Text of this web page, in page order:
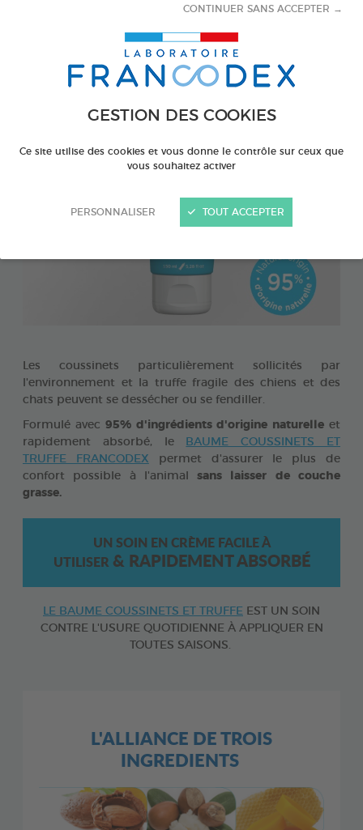
GESTION DES COOKIES
Ce site utilise des cookies et vous donne le contrôle sur ceux que
vous souhaitez activer
PERSONNALISER
CONTINUER SANS ACCEPTER →
TOUT ACCEPTER
Les coussinets particulièrement sollicités par
l'environnement et la truffe fragile des chiens et des
chats peuvent se dessécher ou se fendiller.
Formulé avec 95% d'ingrédients d'origine naturelle et
rapidement absorbé, le
BAUME COUSSINETS ET
TRUFFE FRANCODEX permet d'assurer le plus de
confort possible à l'animalsans laisser de couche
grasse.
UN SOIN EN CRÈME FACILE À
UTILISER & RAPIDEMENT ABSORBÉ
LE BAUME COUSSINETS ET TRUFFE EST UN SOIN
CONTRE L'USURE QUOTIDIENNE À APPLIQUER EN
TOUTES SAISONS.
L'ALLIANCE DE TROIS
INGREDIENTS